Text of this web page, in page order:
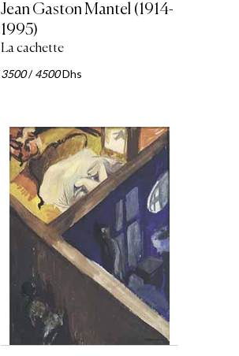
Jean Gaston Mantel (1914-
1995)
La cachette
3500/4500Dhs